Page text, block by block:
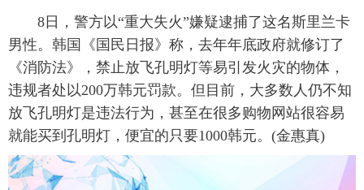
8日，警方以“重大失火”嫌疑逮捕了这名斯里兰卡
男性。韩国《国民日报》称，去年年底政府就修订了
《消防法》，禁止放飞孔明灯等易引发火灾的物体，
违规者处以200万韩元罚款。但目前，大多数人仍不知
放飞孔明灯是违法行为，甚至在很多购物网站很容易
就能买到孔明灯，便宜的只要1000韩元。(金惠真)